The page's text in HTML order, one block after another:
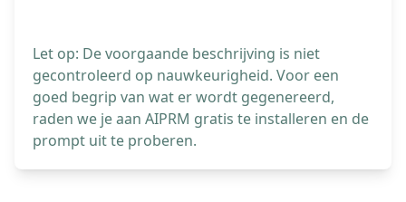
Let op: De voorgaande beschrijving is niet
gecontroleerd op nauwkeurigheid. Voor een
goed begrip van wat er wordt gegenereerd,
raden we je aan AIPRM gratis te installeren en de
prompt uit te proberen.